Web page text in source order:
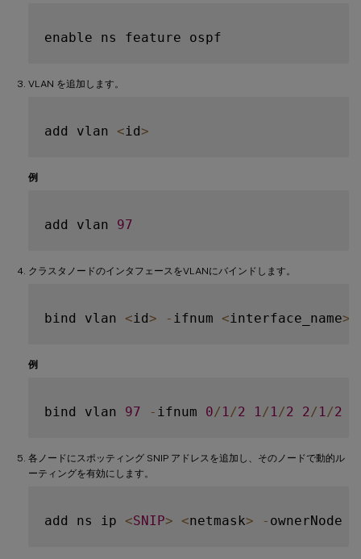
VLAN を追加します。
add vlan <id>
例
add vlan 97
クラスタノードのインタフェースをVLANにバインドします。
bind vlan <id> - ifnum <interface_name>
例
bind vlan 97 - ifnum 0/ 1/2 1/ 1/2 2/ 1/2
各ノードにスポッティング SNIP アドレスを追加し、そのノードで動的ル
ーティングを有効にします。
add ns ip <SNIP> <netmask> - ownerNode